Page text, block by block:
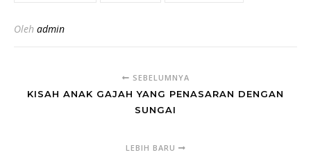
Oleh admin
SEBELUMNYA
KISAH ANAK GAJAH YANG PENASARAN DENGAN
SUNGAI
LEBIH BARU